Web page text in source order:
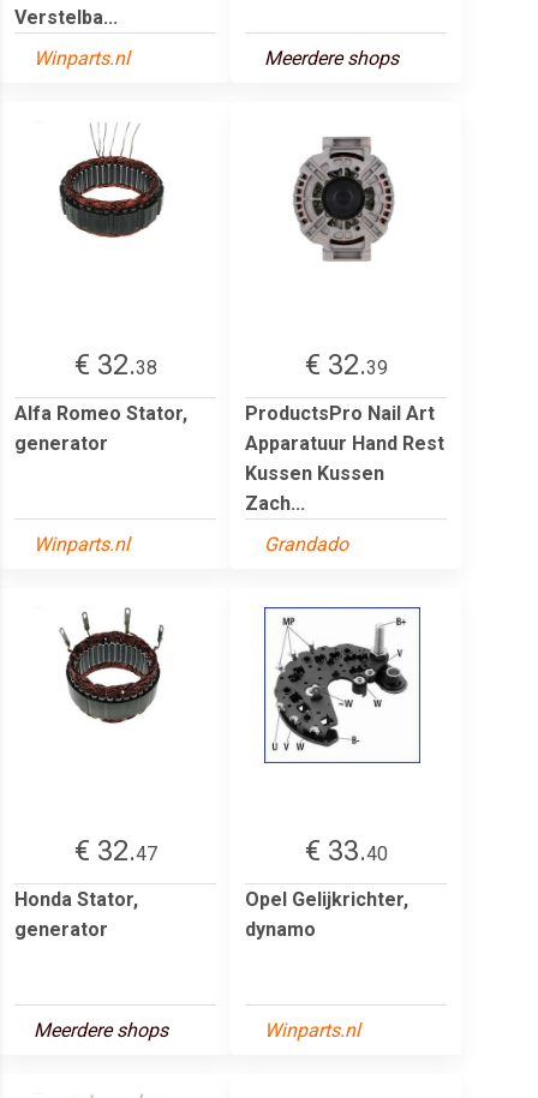
Verstelba...
Winparts.nl
Meerdere shops
€ 32.38
Alfa Romeo Stator,
generator
Winparts.nl
€ 32.39
ProductsPro Nail Art
Apparatuur Hand Rest
Kussen Kussen
Zach...
Grandado
€ 32.47
Honda Stator,
generator
Meerdere shops
€ 33.40
Opel Gelijkrichter,
dynamo
Winparts.nl